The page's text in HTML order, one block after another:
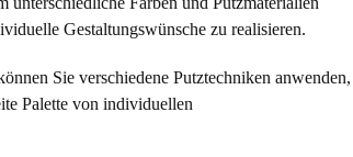
Gestaltungswünsche zu realisieren.
Sie verschiedene Putztechniken anwenden,
Palette von individuellen